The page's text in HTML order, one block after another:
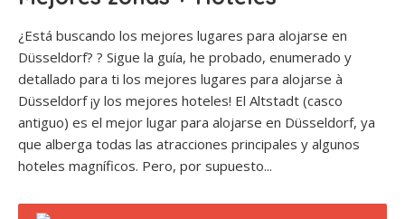
¿Está buscando los mejores lugares para alojarse en
Düsseldorf? ? Sigue la guía, he probado, enumerado y
detallado para ti los mejores lugares para alojarse à
Düsseldorf ¡y los mejores hoteles! El Altstadt (casco
antiguo) es el mejor lugar para alojarse en Düsseldorf, ya
que alberga todas las atracciones principales y algunos
hoteles magníficos. Pero, por supuesto...